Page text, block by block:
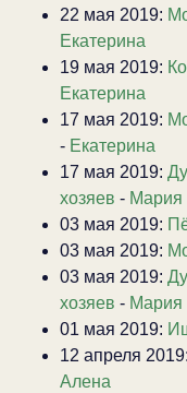
22 мая 2019:
Екатерина
19 мая 2019:
Екатерина
17 мая 2019:
- Екатерина
17 мая 2019:
хозяев - Мария
03 мая 2019:
03 мая 2019:
03 мая 2019:
хозяев - Мария
01 мая 2019:
12 апреля 2019:
Алена